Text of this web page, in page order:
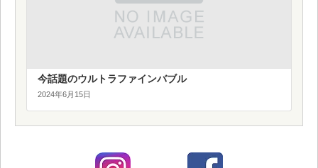
今話題のウルトラファインバブル
2024年6月15日